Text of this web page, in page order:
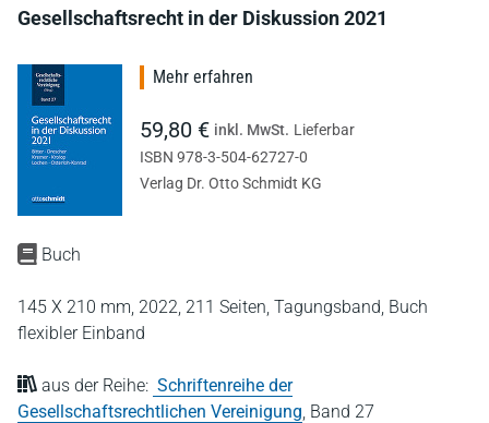
Gesellschaftsrecht in der Diskussion 2021
Buch
145 X 210 mm, 2022, 211 Seiten, Tagungsband, Buch
flexibler Einband
aus der Reihe: Schriftenreihe der
Gesellschaftsrechtlichen Vereinigung Band 27
Mehr erfahren
59,80 € inkl. MwSt. Lieferbar
ISBN 978-3-504-62727-0
Verlag Dr. Otto Schmidt KG